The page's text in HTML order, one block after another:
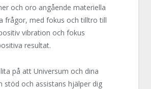
och oro angående materiella
frågor, med fokus och tilltro till
vibration och fokus
resultat.
på att Universum och dina
stöd och assistans hjälper dig